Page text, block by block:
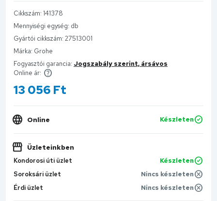
Cikkszám: 141378
Mennyiségi egység: db
Gyártói cikkszám: 27513001
Márka: Grohe
Fogyasztói garancia: Jogszabály szerint, ársávos
Online ár:
13 056 Ft
Online Készleten
Üzleteinkben
Kondorosi úti üzlet
Készleten
Soroksári üzlet
Nincs készleten
Érdi üzlet
Nincs készleten